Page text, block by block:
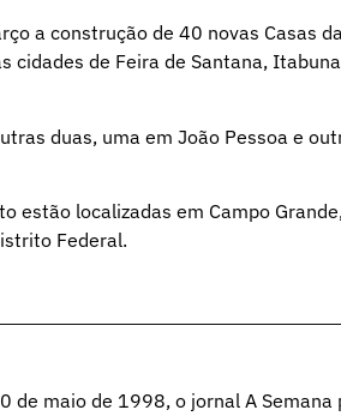
a construção de 40 novas Casas
cidades de Feira de Santana,
duas, uma em João Pessoa e
estão localizadas em Campo
Federal.
de maio de 1998, o jornal A